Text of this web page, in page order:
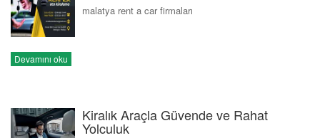
malatya rent a car firmaları
Devamını oku
Kiralık Araçla Güvende ve Rahat
Yolculuk